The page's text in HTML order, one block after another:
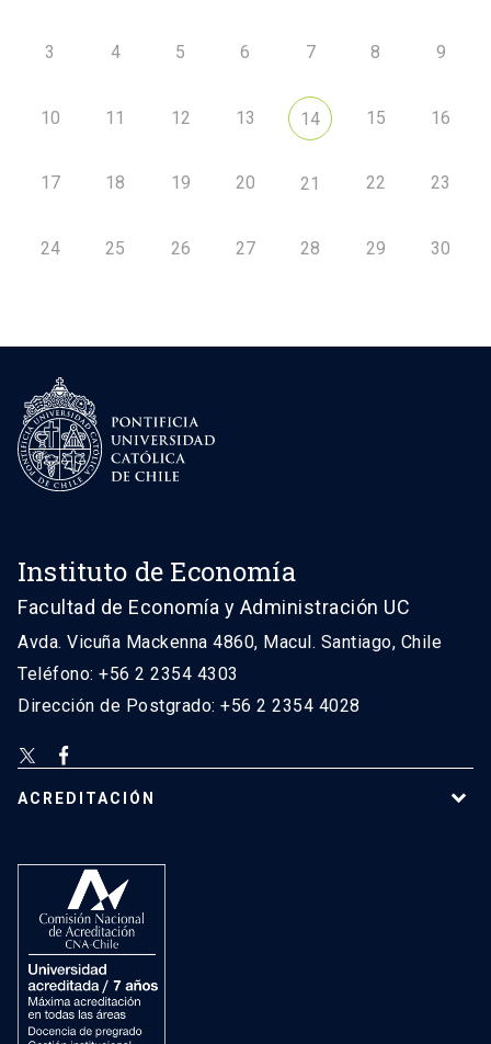
3 4 5 6 7 8 9
10 11 12 13 14 15 16
17 18 19 20 21 22 23
24 25 26 27 28 29 30
Instituto de Economía
Facultad de Economía y Administración UC
Avda. Vicuña Mackenna 4860, Macul. Santiago, Chile
Teléfono: +56 2 2354 4303
Dirección de Postgrado: +56 2 2354 4028
ACREDITACIÓN